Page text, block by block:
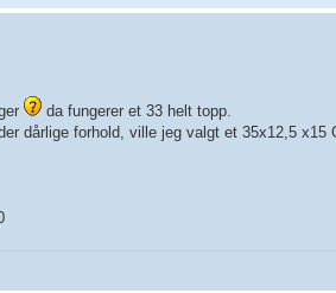
da fungerer et 33 helt topp.
dårlige forhold, ville jeg valgt et 35x12,5 x15